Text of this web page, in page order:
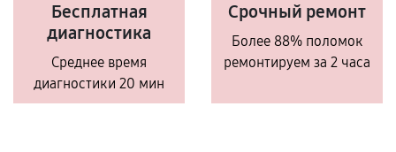
Бесплатная
диагностика
Среднее время
диагностики 20 мин
Срочный ремонт
Более 88% поломок
ремонтируем за 2 часа